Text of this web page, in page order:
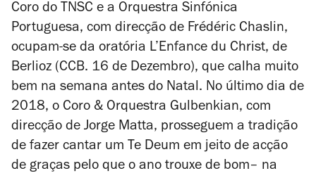
Coro do TNSC e a Orquestra Sinfónica
Portuguesa, com direcção de Frédéric Chaslin,
ocupam-se da oratória L’Enfance du Christ, de
Berlioz (CCB. 16 de Dezembro), que calha muito
bem na semana antes do Natal. No último dia de
2018, o Coro & Orquestra Gulbenkian, com
direcção de Jorge Matta, prosseguem a tradição
de fazer cantar um Te Deum em jeito de acção
de graças pelo que o ano trouxe de bom– na